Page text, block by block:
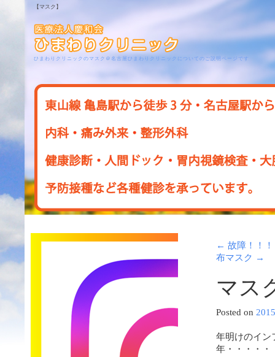
【マスク】
ひまわりクリニックのマスク＠名古屋ひまわりクリニックについてのご説明ページです
← 故障！！！
布マスク →
マス
Posted on
年明けのイン
年・・・・・